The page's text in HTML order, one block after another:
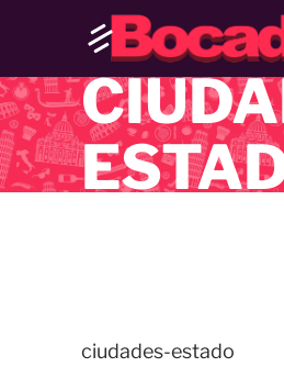
ciudades-estado